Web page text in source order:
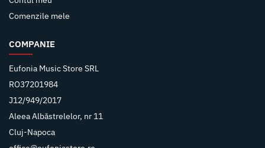
Comenzile mele
COMPANIE
Eufonia Music Store SRL
RO37201984
J12/949/2017
Aleea Albăstrelelor, nr 11
Cluj-Napoca